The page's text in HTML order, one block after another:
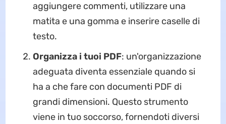
aggiungere commenti, utilizzare una
matita e una gomma e inserire caselle di
testo.
Organizza i tuoi PDF: un'organizzazione
adeguata diventa essenziale quando si
ha a che fare con documenti PDF di
grandi dimensioni. Questo strumento
viene in tuo soccorso, fornendoti diversi